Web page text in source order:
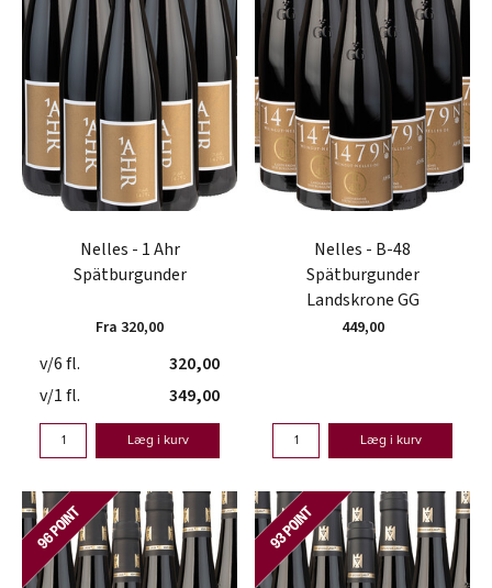
Nelles - 1 Ahr
Spätburgunder
Fra 320,00
v/6 fl.
320,00
v/1 fl.
349,00
Læg i kurv
Nelles - B-48
Spätburgunder
Landskrone GG
449,00
Læg i kurv